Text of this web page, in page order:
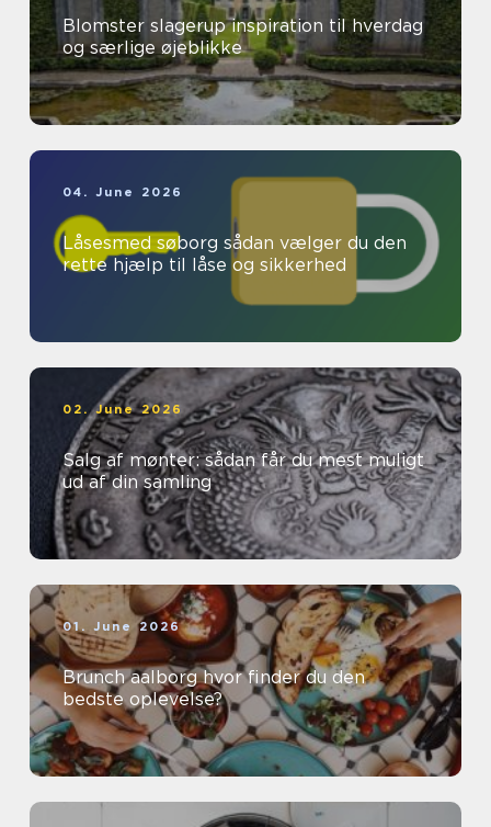
Blomster slagerup inspiration til hverdag
og særlige øjeblikke
04. June 2026
Låsesmed søborg sådan vælger du den
rette hjælp til låse og sikkerhed
02. June 2026
Salg af mønter: sådan får du mest muligt
ud af din samling
01. June 2026
Brunch aalborg hvor finder du den
bedste oplevelse?